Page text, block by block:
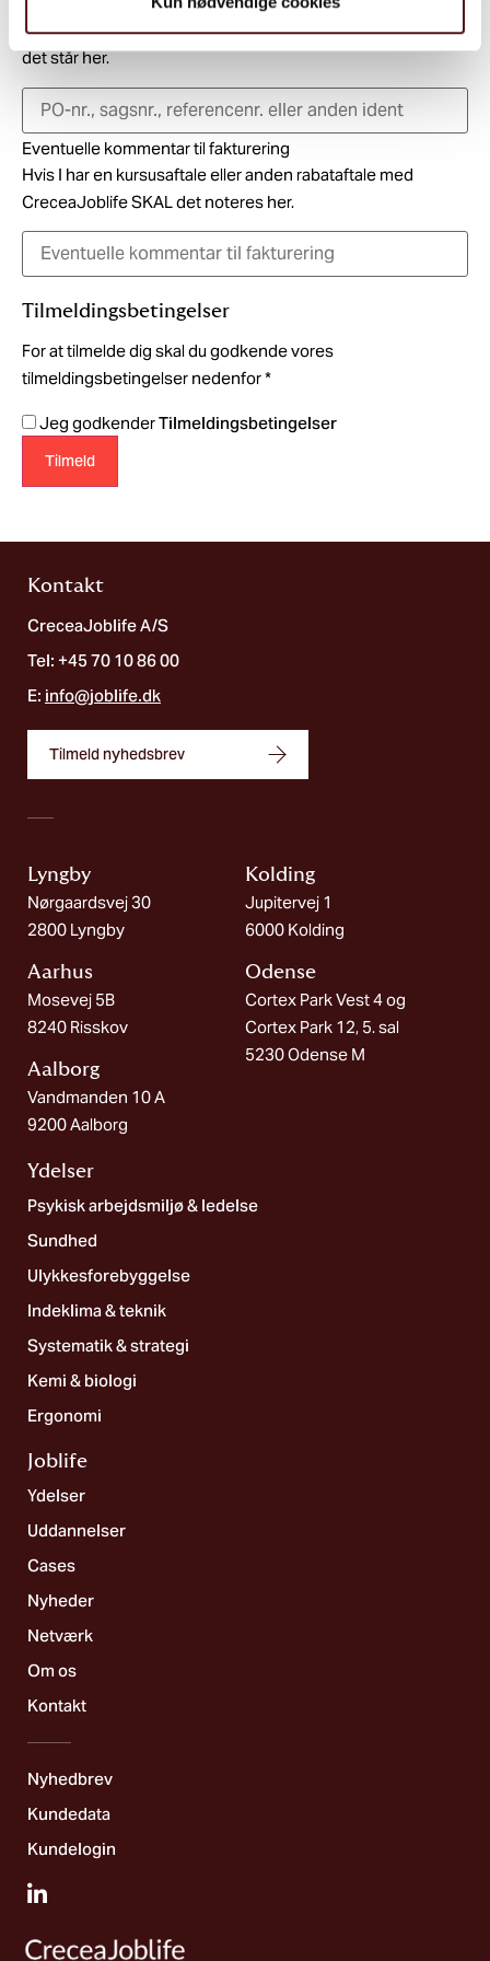
PO-nr., sagsnr., referencenr. eller anden ident
Det du skriver i dette felt kommer med på din faktura, som
det står her.
Eventuelle kommentar til fakturering
Hvis I har en kursusaftale eller anden rabataftale med
CreceaJoblife SKAL det noteres her.
Tilmeldingsbetingelser
For at tilmelde dig skal du godkende vores
tilmeldingsbetingelser nedenfor*
Jeg godkenderTilmeldingsbetingelser
Tilmeld
Kontakt
CreceaJoblife A/S
Tel: +45 70 10 86 00
E: info@joblife.dk
Tilmeld nyhedsbrev
Lyngby
Nørgaardsvej 30
2800 Lyngby
Aarhus
Mosevej 5B
8240 Risskov
Aalborg​
Vandmanden 10 A
9200 Aalborg
Kolding​
Jupitervej 1
6000 Kolding
Odense
Cortex Park Vest 4 og
Cortex Park 12, 5. sal
5230 Odense M
Ydelser
Psykisk arbejdsmiljø & ledelse
Sundhed
Ulykkesforebyggelse
Indeklima & teknik
Systematik & strategi
Kemi & biologi
Ergonomi
Joblife​
Ydelser
Uddannelser
Cases
Nyheder
Netværk
Om os
Kontakt
Nyhedbrev
Kundedata
Kundelogin